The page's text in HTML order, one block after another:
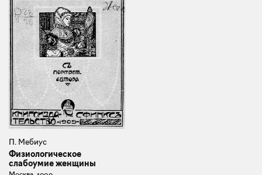
П. Мебиус
Физиологическое
слабоумие женщины